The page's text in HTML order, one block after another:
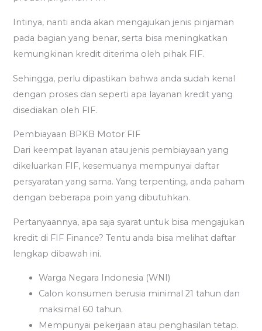
Intinya, nanti anda akan mengajukan jenis pinjaman
pada bagian yang benar, serta bisa meningkatkan
kemungkinan kredit diterima oleh pihak FIF.
Sehingga, perlu dipastikan bahwa anda sudah kenal
dengan proses dan seperti apa layanan kredit yang
disediakan oleh FIF.
Pembiayaan BPKB Motor FIF
Dari keempat layanan atau jenis pembiayaan yang
dikeluarkan FIF, kesemuanya mempunyai daftar
persyaratan yang sama. Yang terpenting, anda paham
dengan beberapa poin yang dibutuhkan.
Pertanyaannya, apa saja syarat untuk bisa mengajukan
kredit di FIF Finance? Tentu anda bisa melihat daftar
lengkap dibawah ini.
Warga Negara Indonesia (WNI)
Calon konsumen berusia minimal 21 tahun dan
maksimal 60 tahun.
Mempunyai pekerjaan atau penghasilan tetap.